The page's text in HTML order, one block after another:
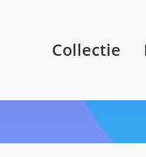
Collectie